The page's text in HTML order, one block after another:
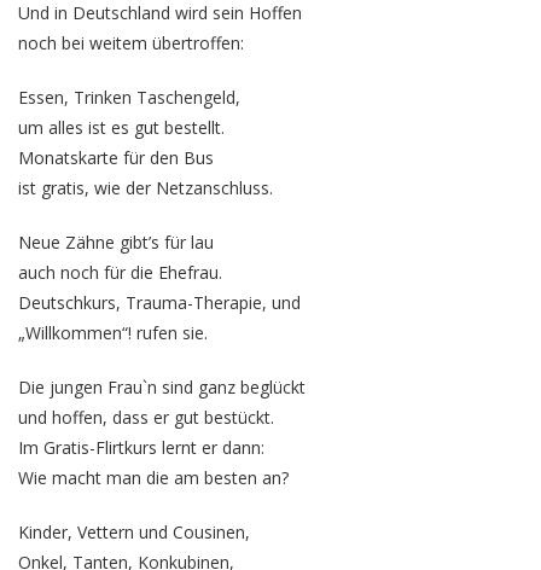
Und in Deutschland wird sein Hoffen
noch bei weitem übertroffen:
Essen, Trinken Taschengeld,
um alles ist es gut bestellt.
Monatskarte für den Bus
ist gratis, wie der Netzanschluss.
Neue Zähne gibt’s für lau
auch noch für die Ehefrau.
Deutschkurs, Trauma-Therapie, und
„Willkommen“! rufen sie.
Die jungen Frau`n sind ganz beglückt
und hoffen, dass er gut bestückt.
Im Gratis-Flirtkurs lernt er dann:
Wie macht man die am besten an?
Kinder, Vettern und Cousinen,
Onkel, Tanten, Konkubinen,